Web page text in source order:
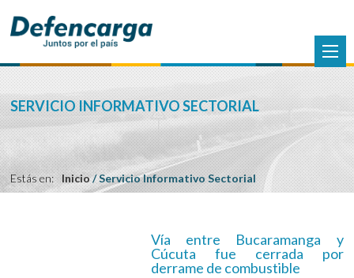
SERVICIO INFORMATIVO SECTORIAL
Estás en: Inicio/Servicio Informativo Sectorial
Vía entre Bucaramanga y
Cúcuta fue cerrada por
derrame de combustible